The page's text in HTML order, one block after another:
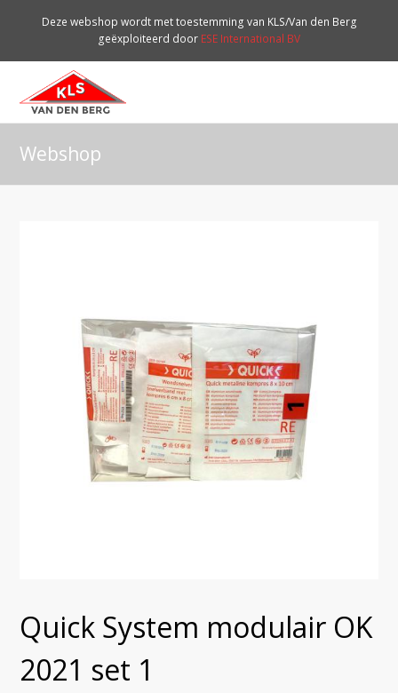
Deze webshop wordt met toestemming van KLS/Van den Berg
geëxploiteerd door ESE International BV
Webshop
Quick System modulair OK
2021 set 1